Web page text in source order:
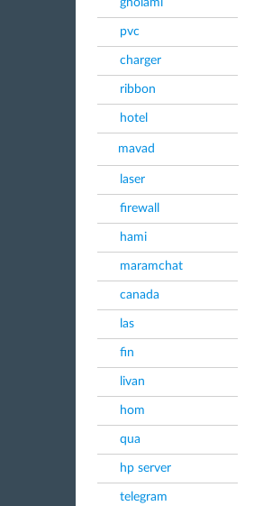
gholami
pvc
charger
ribbon
hotel
mavad
laser
firewall
hami
maramchat
canada
las
fin
livan
hom
qua
hp server
telegram